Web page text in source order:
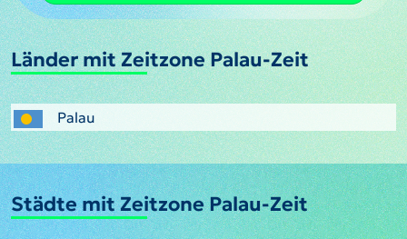
Länder mit Zeitzone Palau-Zeit
Palau
Städte mit Zeitzone Palau-Zeit